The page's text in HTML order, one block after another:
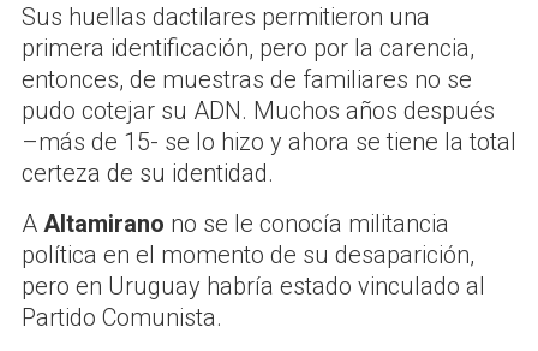
Sus huellas dactilares permitieron una
primera identificación, pero por la carencia,
entonces, de muestras de familiares no se
pudo cotejar su ADN. Muchos años después
–más de 15- se lo hizo y ahora se tiene la total
certeza de su identidad.
A Altamirano no se le conocía militancia
política en el momento de su desaparición,
pero en Uruguay habría estado vinculado al
Partido Comunista.